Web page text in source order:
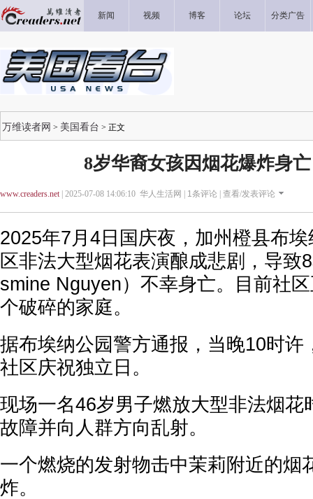
新闻 视频 博客 论坛 分类广告
万维读者网 > 美国看台 > 正文
8岁华裔女孩因烟花爆炸身
www.creaders.net| 2025-07-08 14:06:10 华人生活网 | 1条评论 | 查看/发表评论
2025年7月4日国庆夜，加州橙县布
区非法大型烟花表演酿成悲剧，导致
smine Nguyen）不幸身亡。目前社
个破碎的家庭。
据布埃纳公园警方通报，当晚10时许
社区庆祝独立日。
现场一名46岁男子燃放大型非法烟花
故障并向人群方向乱射。
一个燃烧的发射物击中茉莉附近的烟
炸。